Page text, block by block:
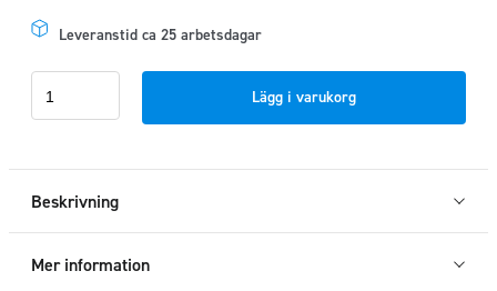
Leveranstid ca 25 arbetsdagar
led
DAF
mängd
Lägg i varukorg
Beskrivning
Mer information